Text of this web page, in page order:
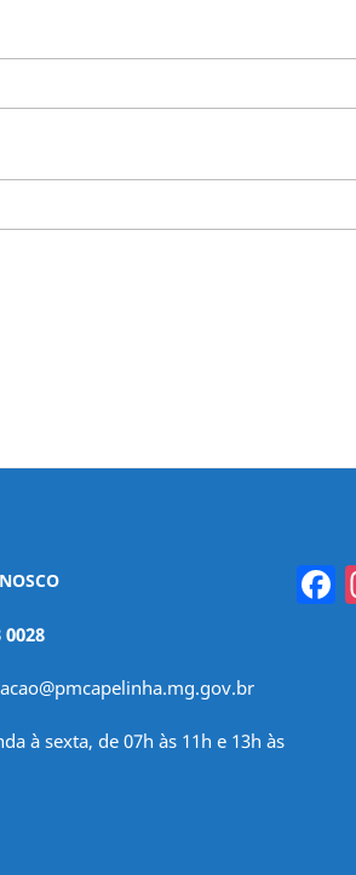
0028
à sexta, de 07h às 11h e 13h às